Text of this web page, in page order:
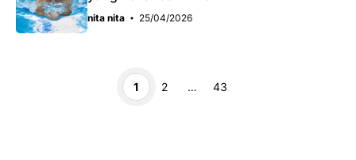
nita nita 25/04/2026
Page
1 Page
2 … Page
43